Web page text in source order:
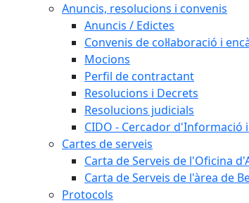
Anuncis, resolucions i convenis
Anuncis / Edictes
Convenis de col·laboració i
Mocions
Perfil de contractant
Resolucions i Decrets
Resolucions judicials
CIDO - Cercador d'Informació
Cartes de serveis
Carta de Serveis de l'Oficina
Carta de Serveis de l'àrea de
Protocols